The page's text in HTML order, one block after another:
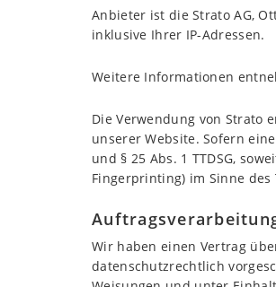
Anbieter ist die Strato AG,
inklusive Ihrer IP-Adressen.
Weitere Informationen
Die Verwendung von Strato
unserer Website. Sofern
und § 25 Abs. 1 TTDSG,
Fingerprinting) im Sinne
Wir haben einen Vertrag
datenschutzrechtlich